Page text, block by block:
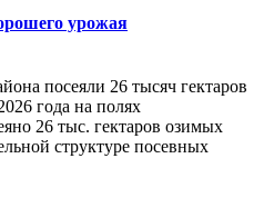
урожая
посеяли 26 тысяч гектаров
года на полях
26 тыс. гектаров озимых
структуре посевных